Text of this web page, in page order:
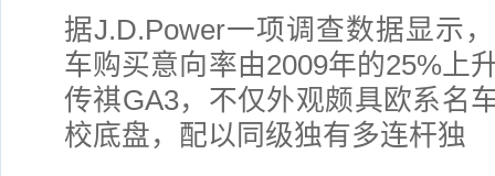
据J.D.Power一项调查数据显示
车购买意向率由2009年的25%上
传祺GA3，不仅外观颇具欧系名
校底盘，配以同级独有多连杆独